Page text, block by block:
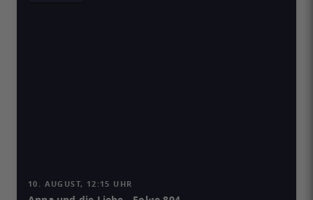
10. AUGUST, 12:15 UHR